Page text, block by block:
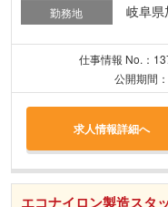
勤務地 岐阜県
仕事情報 No.：
公開期間
求人情報詳細へ
エコナイロン製造スタ